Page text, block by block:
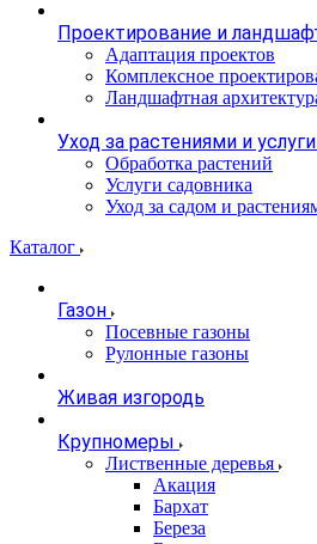
Проектирование и
Адаптация проектов
Комплексное
Ландшафтная
Уход за растениями и
Обработка растений
Услуги садовника
Уход за садом и
Каталог
Газон
Посевные газоны
Рулонные газоны
Живая изгородь
Крупномеры
Лиственные деревья
Акация
Бархат
Береза